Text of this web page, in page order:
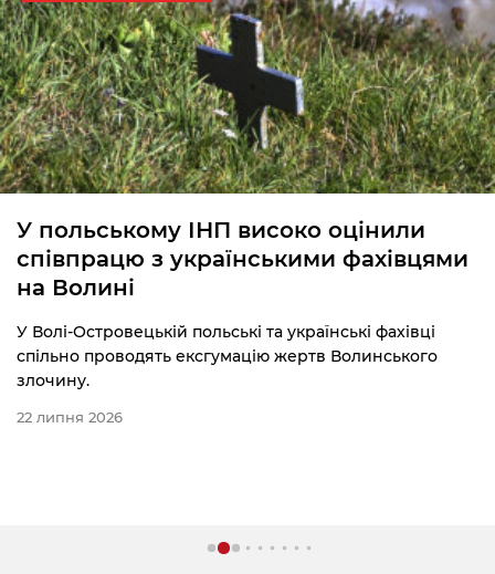
У польському ІНП високо оцінили
співпрацю з українськими фахівцями
на Волині
У Волі-Островецькій польські та українські фахівці
спільно проводять ексгумацію жертв Волинського
злочину.
22 липня 2026